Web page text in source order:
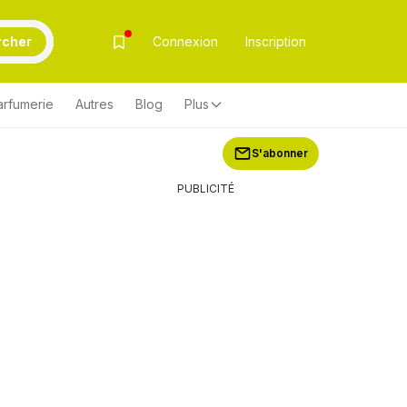
Connexion Inscription
Autres Blog Plus
S'abonner
PUBLICITÉ